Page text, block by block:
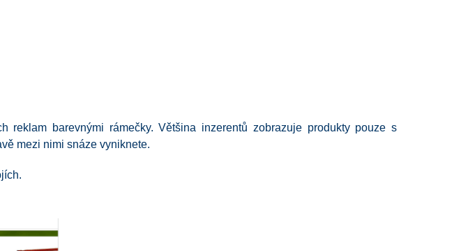
reklam barevnými rámečky. Většina inzerentů zobrazuje produkty pouze s
mezi nimi snáze vyniknete.